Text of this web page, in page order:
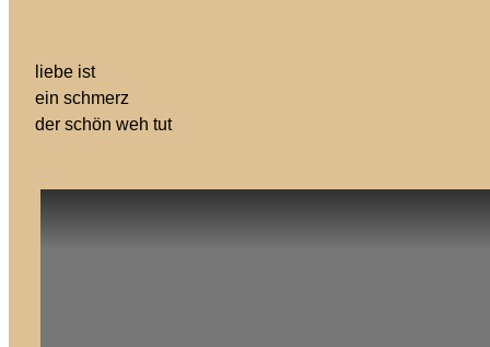
liebe ist
ein schmerz
der schön weh tut